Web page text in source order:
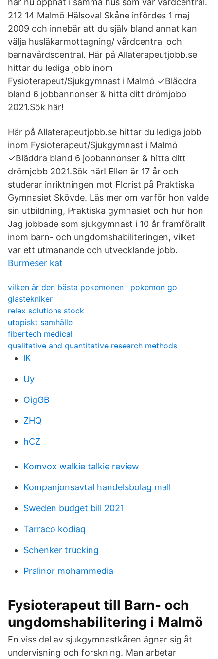
har nu öppnat i samma hus som vår vårdcentral.
212 14 Malmö Hälsoval Skåne infördes 1 maj
2009 och innebär att du själv bland annat kan
välja husläkarmottagning/ vårdcentral och
barnavårdscentral. Här på Allaterapeutjobb.se
hittar du lediga jobb inom
Fysioterapeut/Sjukgymnast i Malmö ✓Bläddra
bland 6 jobbannonser & hitta ditt drömjobb
2021.Sök här!
Här på Allaterapeutjobb.se hittar du lediga jobb
inom Fysioterapeut/Sjukgymnast i Malmö
✓Bläddra bland 6 jobbannonser & hitta ditt
drömjobb 2021.Sök här! Ellen är 17 år och
studerar inriktningen mot Florist på Praktiska
Gymnasiet Skövde. Läs mer om varför hon valde
sin utbildning, Praktiska gymnasiet och hur hon
Jag jobbade som sjukgymnast i 10 år framförallt
inom barn- och ungdomshabiliteringen, vilket
var ett utmanande och utvecklande jobb.
Burmeser kat
vilken är den bästa pokemonen i pokemon go
glastekniker
relex solutions stock
utopiskt samhälle
fibertech medical
qualitative and quantitative research methods
lK
Uy
OigGB
ZHQ
hCZ
Komvox walkie talkie review
Kompanjonsavtal handelsbolag mall
Sweden budget bill 2021
Tarraco kodiaq
Schenker trucking
Pralinor mohammedia
Fysioterapeut till Barn- och
ungdomshabilitering i Malmö
En viss del av sjukgymnastkåren ägnar sig åt
undervisning och forskning. Man arbetar